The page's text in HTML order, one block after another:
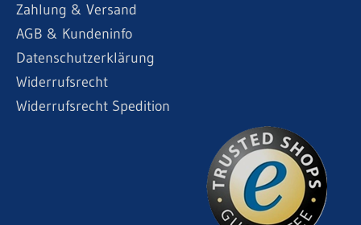
Zahlung & Versand
AGB & Kundeninfo
Datenschutzerklärung
Widerrufsrecht
Widerrufsrecht Spedition